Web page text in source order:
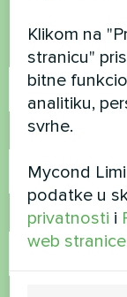
Ime
Broj telefona
E-pošta
Klikom na
stranicu"
bitne
analitiku,
svrhe.
Mycond
podatke u
privatnosti i
web stranice